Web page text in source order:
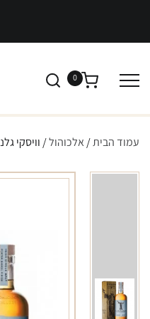
0
עמוד הבית/ אלכוהול/ וויסקי גלנדלוק 7